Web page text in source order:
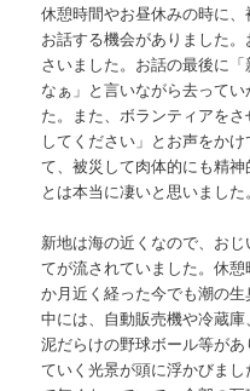
休憩時間やお昼休みの時に
お話する機会がありました
さいました。お話の最後に
なぁ」と言いながら去って
た。また、ボランティアを
してください」とお声をか
て、被災して肉体的にも精
とは本当に凄いと思いました。
新地は海の近くなので、お
てが流されていました。休
か月近く経った今でも潮の
中には、自動販売機や冷蔵
泥だらけの野球ボール等が
ていく光景が頭に浮かびま